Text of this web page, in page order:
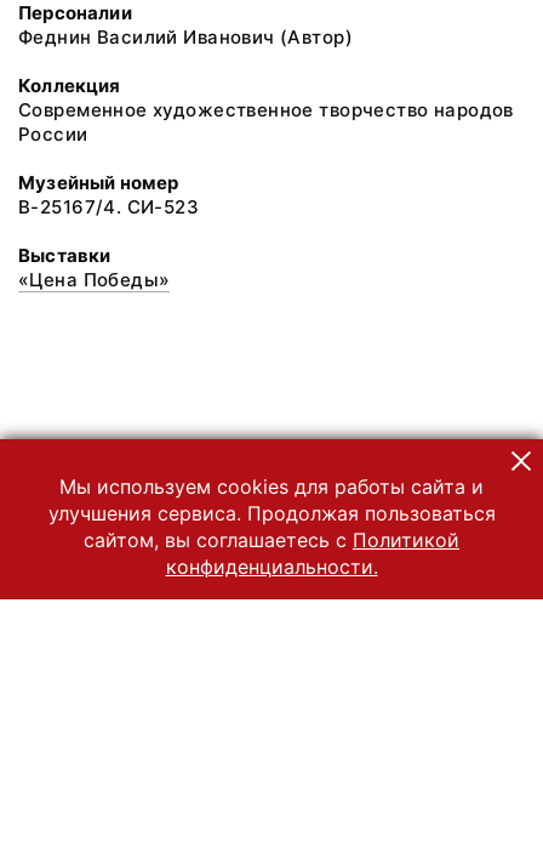
Персоналии
Феднин Василий Иванович (Автор)
Коллекция
Современное художественное творчество народов
России
Музейный номер
В-25167/4. СИ-523
Выставки
«Цена Победы»
Мы используем cookies для работы сайта и
улучшения сервиса. Продолжая пользоваться
сайтом, вы соглашаетесь с Политикой
конфиденциальности.